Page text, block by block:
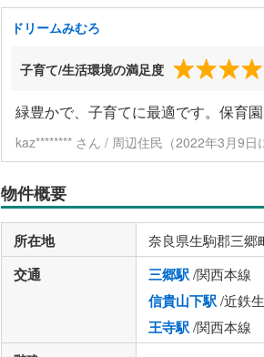
ドリームみむろ
子育て/生活環境の満足度
緑豊かで、子育てに最適です。保育
kaz******** さん / 周辺住民（2022年3月9日
物件概要
所在地 奈良県生駒郡三郷
交通 三郷駅/関西本線
信貴山下駅/近鉄
王寺駅/関西本線